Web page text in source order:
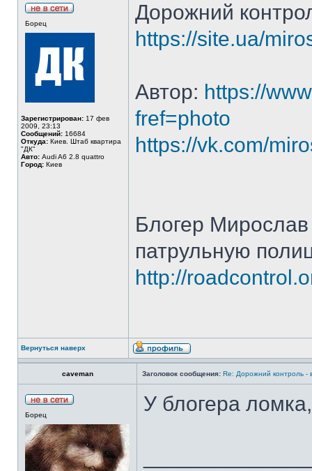
Борец
Зарегистрирован: 17 фев
2009, 23:13
Сообщений: 16684
Откуда: Киев. Штаб квартира
"ДК"
Авто: Audi A6 2.8 quattro
Город: Киев
Дорожний
https://site.ua/
Автор: https://
fref=photo
https://vk.com/
Блогер
патрульную
http://
Вернуться наверх
caveman Заголовок сообщения: Re: Дорожний контроль -
Борец У блогера